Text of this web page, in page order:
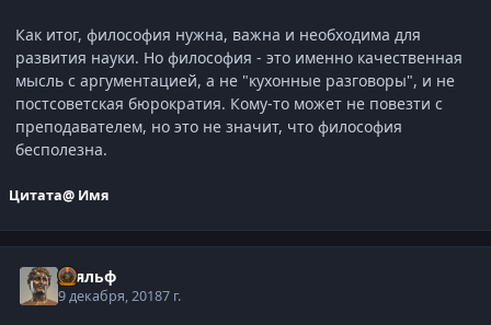
Как итог, философия нужна, важна и необходима для
развития науки. Но философия - это именно качественная
мысль с аргументацией, а не "кухонные разговоры", и не
постсоветская бюрократия. Кому-то может не повезти с
преподавателем, но это не значит, что философия
бесполезна.
Цитата@ Имя
Тьяльф
9 декабря, 20187 г.